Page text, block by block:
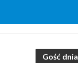
Gość dnia